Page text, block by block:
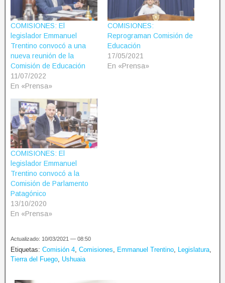
COMISIONES: El
legislador Emmanuel
Trentino convocó a una
nueva reunión de la
Comisión de Educación
11/07/2022
En «Prensa»
COMISIONES:
Reprograman Comisión de
Educación
17/05/2021
En «Prensa»
COMISIONES: El
legislador Emmanuel
Trentino convocó a la
Comisión de Parlamento
Patagónico
13/10/2020
En «Prensa»
Actualizado: 10/03/2021 — 08:50
Etiquetas: Comisión 4 Comisiones Emmanuel Trentino Legislatura
Tierra del Fuego Ushuaia